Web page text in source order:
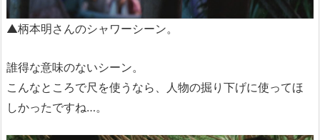
▲柄本明さんのシャワーシーン。
誰得な意味のないシーン。
こんなところで尺を使うなら、人物の掘り下げに使ってほ
しかったですね…。